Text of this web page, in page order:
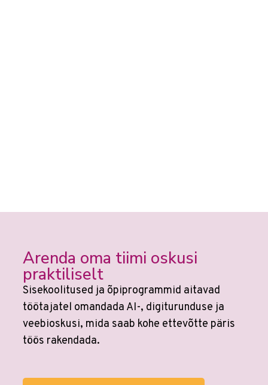
Arenda oma tiimi oskusi
praktiliselt
Sisekoolitused ja õpiprogrammid aitavad
töötajatel omandada AI-, digiturunduse ja
veebioskusi, mida saab kohe ettevõtte päris
töös rakendada.